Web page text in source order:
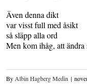
Även denna dikt
var visst full med åsikt
så släpp alla ord
Men kom ihåg, att
By Albin Hagberg Medin |